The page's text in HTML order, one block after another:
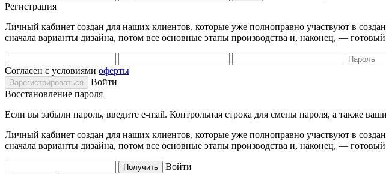
Регистрация
Личный кабинет создан для наших клиентов, которые уже полноправно участвуют в
сначала варианты дизайна, потом все основные этапы производства и, наконец, — готовый
Согласен с условиями оферты
Войти
Восстановление пароля
Если вы забыли пароль, введите e-mail. Контрольная строка для смены пароля, а также
Личный кабинет создан для наших клиентов, которые уже полноправно участвуют в
сначала варианты дизайна, потом все основные этапы производства и, наконец, — готовый
Войти